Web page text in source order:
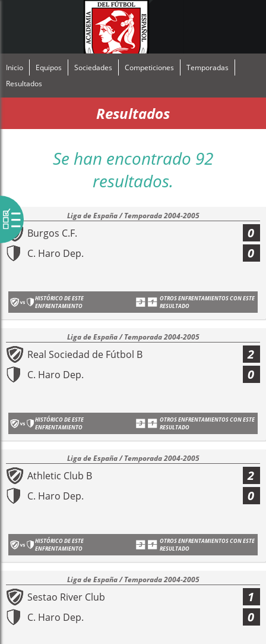
Inicio Equipos Sociedades Competiciones
Temporadas
Resultados
Resultados
Se han encontrado 92
resultados.
Liga de España / Temporada 2004-2005
Burgos C.F. 0
C. Haro Dep. 0
HISTÓRICO DE ESTE
ENFRENTAMIENTO
OTROS ENFRENTAMIENTOS CON ESTE
RESULTADO
Liga de España / Temporada 2004-2005
Real Sociedad de Fútbol B 2
C. Haro Dep. 0
HISTÓRICO DE ESTE
ENFRENTAMIENTO
OTROS ENFRENTAMIENTOS CON ESTE
RESULTADO
Liga de España / Temporada 2004-2005
Athletic Club B 2
C. Haro Dep. 0
HISTÓRICO DE ESTE
ENFRENTAMIENTO
OTROS ENFRENTAMIENTOS CON ESTE
RESULTADO
Liga de España / Temporada 2004-2005
Sestao River Club 1
C. Haro Dep. 0